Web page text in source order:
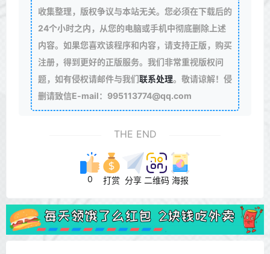
收集整理，版权争议与本站无关。您必须在下载后的
24个小时之内，从您的电脑或手机中彻底删除上述
内容。如果您喜欢该程序和内容，请支持正版，购买
注册，得到更好的正版服务。我们非常重视版权问
题，如有侵权请邮件与我们联系处理。敬请谅解！侵
删请致信E-mail：995113774@qq.com
THE END
0 打赏 分享 二维码 海报